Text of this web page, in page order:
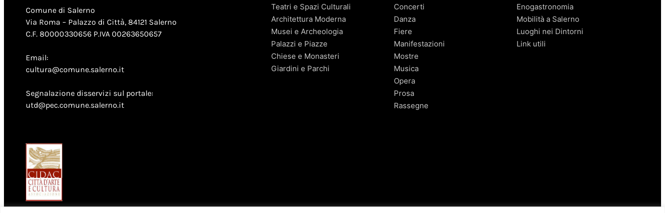
Comune di Salerno
Via Roma – Palazzo di Città, 84121 Salerno
C.F. 80000330656 P.IVA 00263650657
Email:
cultura@comune.salerno.it
Segnalazione disservizi sul portale:
utd@pec.comune.salerno.it
Teatri e Spazi Culturali
Architettura Moderna
Musei e Archeologia
Palazzi e Piazze
Chiese e Monasteri
Giardini e Parchi
Concerti
Danza
Fiere
Manifestazioni
Mostre
Musica
Opera
Prosa
Rassegne
Enogastronomia
Mobilità a Salerno
Luoghi nei Dintorni
Link utili